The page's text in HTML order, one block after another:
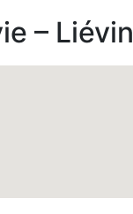
– Liévin